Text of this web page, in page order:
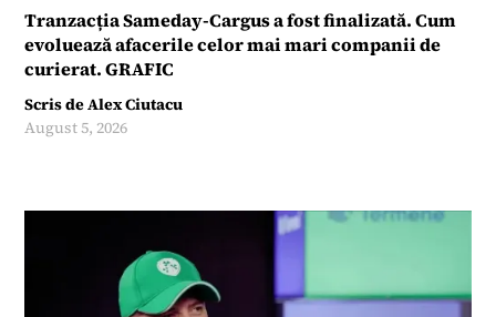
Tranzacția Sameday-Cargus a fost finalizată. Cum
evoluează afacerile celor mai mari companii de
curierat. GRAFIC
Scris deAlex Ciutacu
August 5, 2026